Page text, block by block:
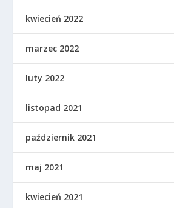
kwiecień 2022
marzec 2022
luty 2022
listopad 2021
październik 2021
maj 2021
kwiecień 2021